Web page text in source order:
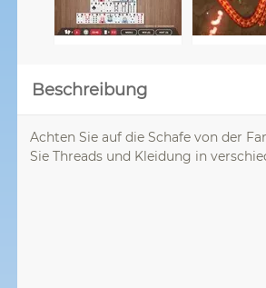
Beschreibung
Achten Sie auf die Schafe von der
Sie Threads und Kleidung in